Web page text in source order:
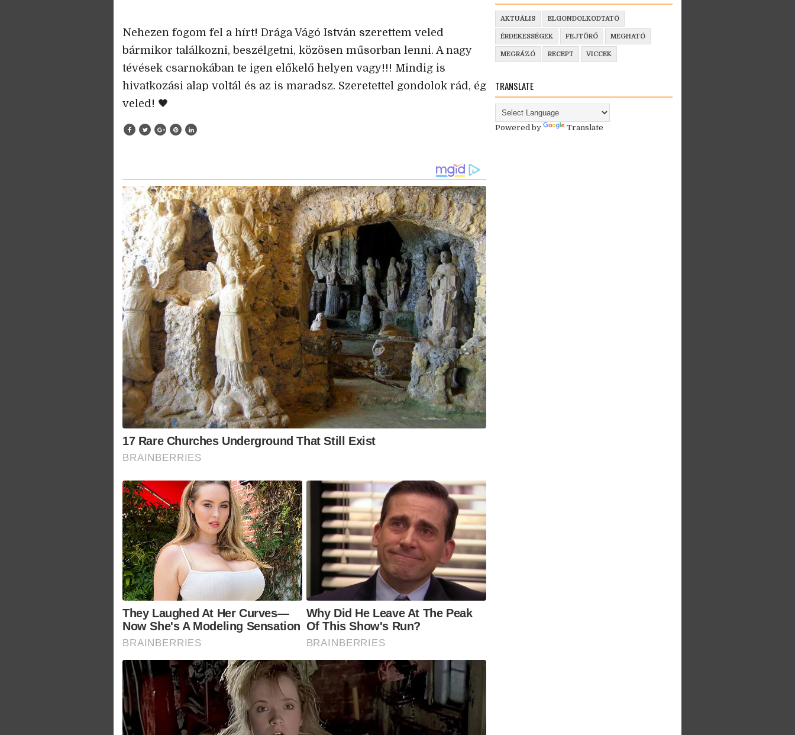
Nehezen fogom fel a hírt! Drága Vágó István szerettem veled
bármikor találkozni, beszélgetni, közösen műsorban lenni. A nagy
tévések csarnokában te igen előkelő helyen vagy!!! Mindig is
hivatkozási alap voltál és az is maradsz. Szeretettel gondolok rád, ég
veled! 🖤
17 Rare Churches Underground That Still Exist
BRAINBERRIES
They Laughed At Her Curves—
Now She's A Modeling Sensation
BRAINBERRIES
Why Did He Leave At The Peak
Of This Show's Run?
BRAINBERRIES
AKTUÁLIS ELGONDOLKODTATÓ
ÉRDEKESSÉGEK FEJTÖRŐ MEGHATÓ
MEGRÁZÓ RECEPT VICCEK
TRANSLATE
Powered by Translate